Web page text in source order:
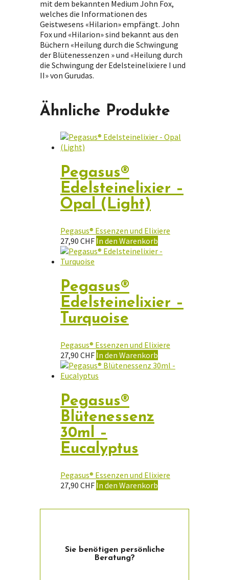
mit dem bekannten Medium John Fox,
welches die Informationen des
Geistwesens «Hilarion» empfängt. John
Fox und «Hilarion» sind bekannt aus den
Büchern «Heilung durch die Schwingung
der Blütenessenzen » und «Heilung durch
die Schwingung der Edelsteinelixiere I und
II» von Gurudas.
Ähnliche Produkte
Pegasus®
Edelsteinelixier –
Opal (Light)
Pegasus® Essenzen und Elixiere
27,90 CHF In den Warenkorb
Pegasus®
Edelsteinelixier –
Turquoise
Pegasus® Essenzen und Elixiere
27,90 CHF In den Warenkorb
Pegasus®
Blütenessenz
30ml –
Eucalyptus
Pegasus® Essenzen und Elixiere
27,90 CHF In den Warenkorb
Sie ­benötigen persön­liche
Beratung?